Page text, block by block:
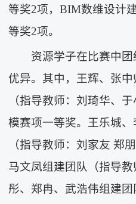
等奖2项，BIM数维设计
等奖2项。
资源学子在比赛中
优异。其中，王辉、张
（指导教师：刘琦华、
模赛项一等奖。王乐城
（指导教师：刘家友 郑
马文凤组建团队（指导
彤、郑冉、武浩伟组建